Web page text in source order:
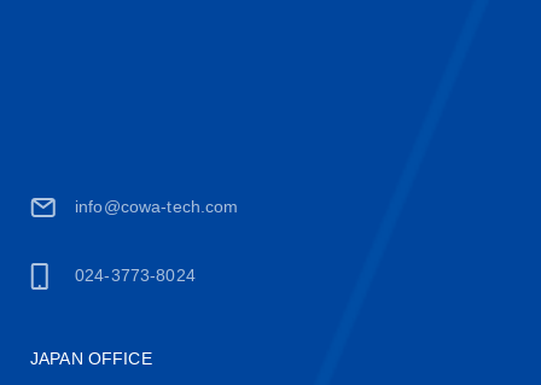
info@cowa-tech.com
024-3773-8024
JAPAN OFFICE